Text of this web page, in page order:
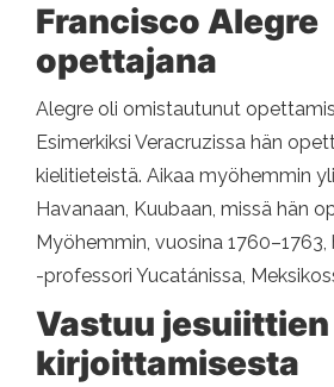
Francisco Alegre
opettajana
Alegre oli omistautunut
Esimerkiksi Veracruzissa hän
kielitieteistä. Aikaa myöhemmin
Havanaan, Kuubaan, missä hän
Myöhemmin, vuosina
-professori Yucatánissa,
Vastuu
kirjoittamisesta